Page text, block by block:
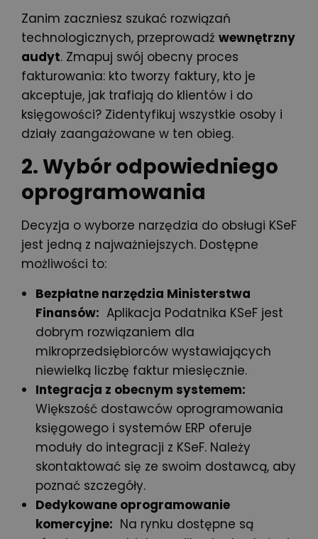
Zanim zaczniesz szukać rozwiązań
technologicznych, przeprowadź wewnętrzny
audyt. Zmapuj swój obecny proces
fakturowania: kto tworzy faktury, kto je
akceptuje, jak trafiają do klientów i do
księgowości? Zidentyfikuj wszystkie osoby i
działy zaangażowane w ten obieg.
2. Wybór odpowiedniego
oprogramowania
Decyzja o wyborze narzędzia do obsługi KSeF
jest jedną z najważniejszych. Dostępne
możliwości to:
Bezpłatne narzędzia Ministerstwa
Finansów: Aplikacja Podatnika KSeF jest
dobrym rozwiązaniem dla
mikroprzedsiębiorców wystawiających
niewielką liczbę faktur miesięcznie.
Integracja z obecnym systemem:
Większość dostawców oprogramowania
księgowego i systemów ERP oferuje
moduły do integracji z KSeF. Należy
skontaktować się ze swoim dostawcą, aby
poznać szczegóły.
Dedykowane oprogramowanie
komercyjne: Na rynku dostępne są